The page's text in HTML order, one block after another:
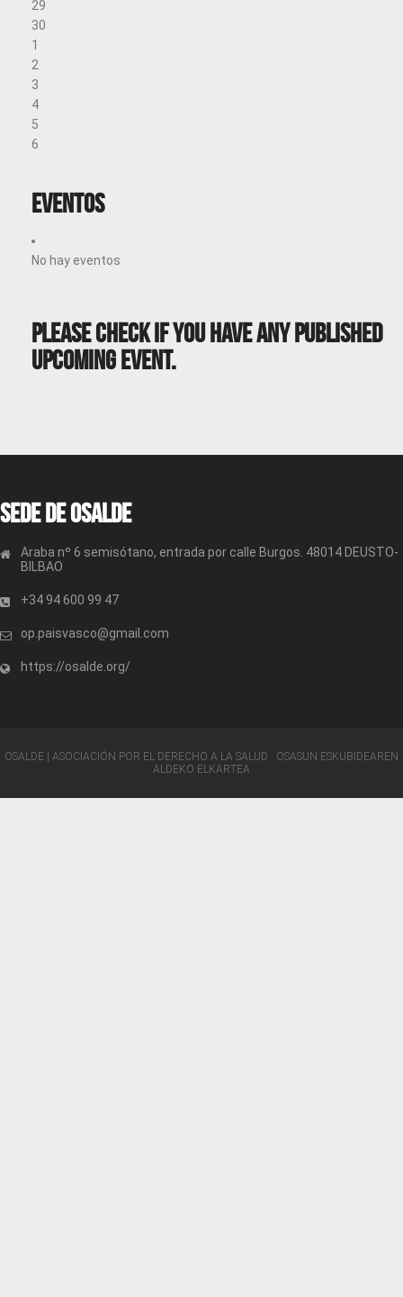
29
30
1
2
3
4
5
6
Eventos
No hay eventos
Please Check If You Have Any Published
Upcoming Event.
Sede de OSALDE
Araba nº 6 semisótano, entrada por calle Burgos. 48014 DEUSTO-
BILBAO
+34 94 600 99 47
op.paisvasco@gmail.com
https://osalde.org/
OSALDE | ASOCIACIÓN POR EL DERECHO A LA SALUD · OSASUN ESKUBIDEAREN
ALDEKO ELKARTEA